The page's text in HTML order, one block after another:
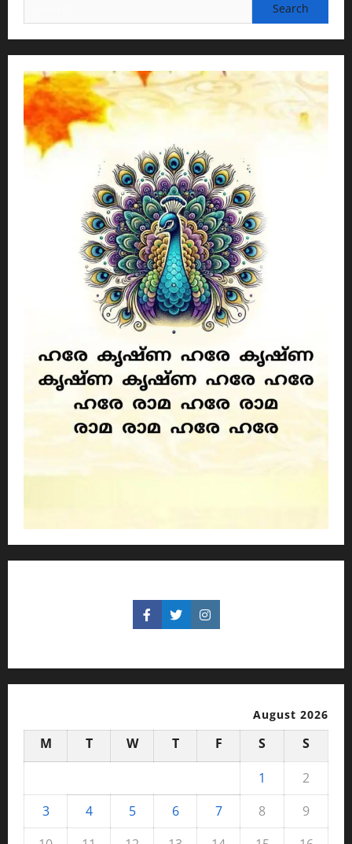
August 2026
M T W T F S
S
1
2
3
4 5 6 7 8
9